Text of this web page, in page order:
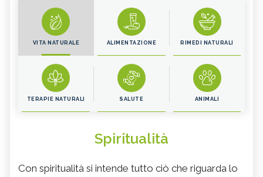
VITA NATURALE ALIMENTAZIONE RIMEDI NATURALI
TERAPIE NATURALI SALUTE ANIMALI
Spiritualità
Con spiritualità si intende tutto ciò che riguarda lo